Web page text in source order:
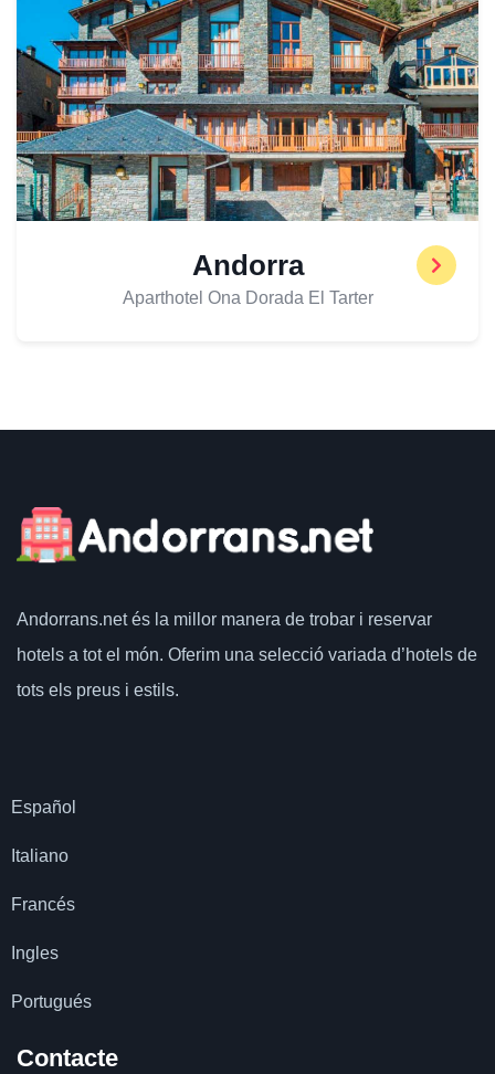
Andorra
Aparthotel Ona Dorada El Tarter
Andorrans.netés la millor manera de trobar i reservar
hotels a tot el món. Oferim una selecció variada d’hotels de
tots els preus i estils.
Español
Italiano
Francés
Ingles
Portugués
Contacte